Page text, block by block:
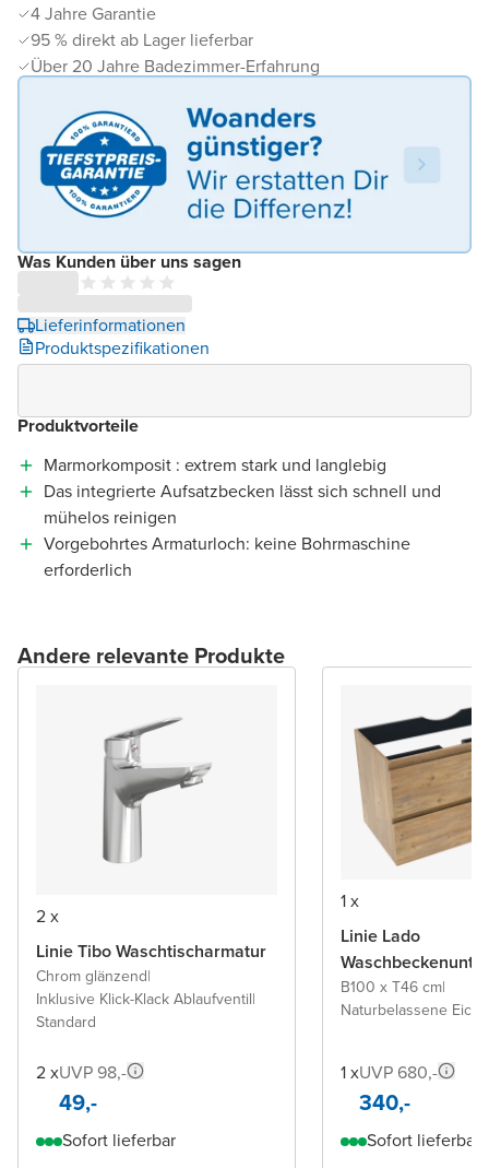
4 Jahre Garantie
95 % direkt ab Lager lieferbar
Über 20 Jahre Badezimmer-Erfahrung
Was Kunden über uns sagen
Lieferinformationen
Produktspezifikationen
Produktvorteile
Marmorkomposit : extrem stark und langlebig
Das integrierte Aufsatzbecken lässt sich schnell und
mühelos reinigen
Vorgebohrtes Armaturloch: keine Bohrmaschine
erforderlich
Andere relevante Produkte
2 x
Linie Tibo Waschtischarmatur
Chrom glänzend|
Inklusive Klick-Klack Ablaufventil|
Standard
2 xUVP 98,-
49,-
Sofort lieferbar
1 x
Linie Lado
B100 x T46 cm|
Naturbelassene Eiche
1 xUVP 680,-
340,-
Sofort lieferbar